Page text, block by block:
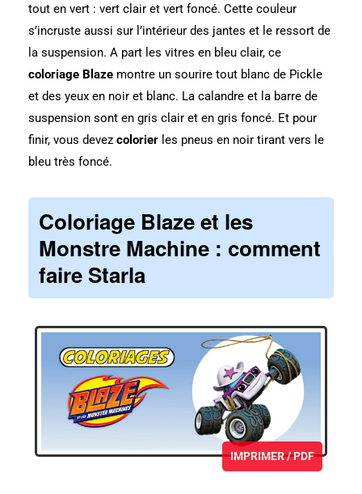
tout en vert : vert clair et vert foncé. Cette couleur
s’incruste aussi sur l’intérieur des jantes et le ressort de
la suspension. A part les vitres en bleu clair, ce
coloriage Blaze montre un sourire tout blanc de Pickle
et des yeux en noir et blanc. La calandre et la barre de
suspension sont en gris clair et en gris foncé. Et pour
finir, vous devez colorier les pneus en noir tirant vers le
bleu très foncé.
Coloriage Blaze et les
Monstre Machine : comment
faire Starla
IMPRIMER / PDF